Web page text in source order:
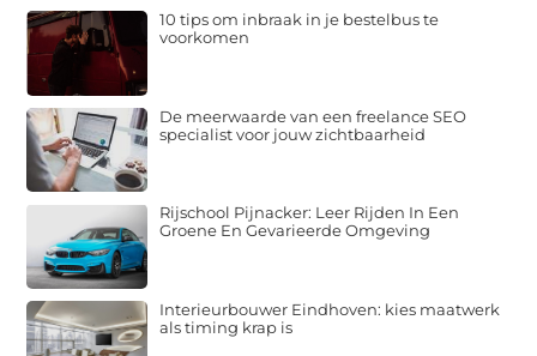
10 tips om inbraak in je bestelbus te
voorkomen
De meerwaarde van een freelance SEO
specialist voor jouw zichtbaarheid
Rijschool Pijnacker: Leer Rijden In Een
Groene En Gevarieerde Omgeving
Interieurbouwer Eindhoven: kies maatwerk
als timing krap is